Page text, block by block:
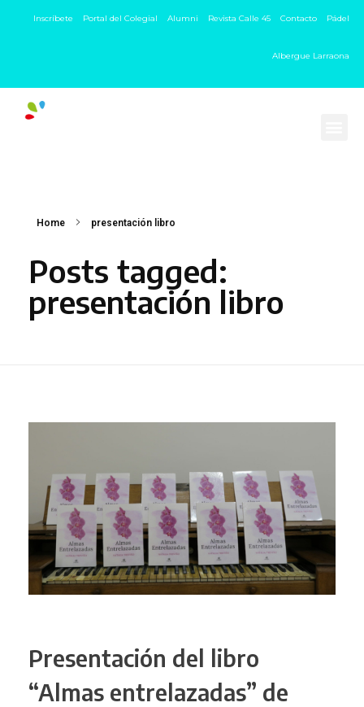
Inscríbete Portal del Colegial Alumni Revista Calle 45 Contacto Pádel
Albergue Larraona
Home presentación libro
Posts tagged:
presentación libro
Presentación del libro
“Almas entrelazadas” de